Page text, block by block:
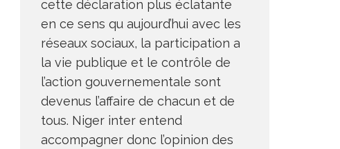
cette déclaration plus éclatante
en ce sens qu aujourd’hui avec les
réseaux sociaux, la participation a
la vie publique et le contrôle de
l’action gouvernementale sont
devenus l’affaire de chacun et de
tous. Niger inter entend
accompagner donc l’opinion des